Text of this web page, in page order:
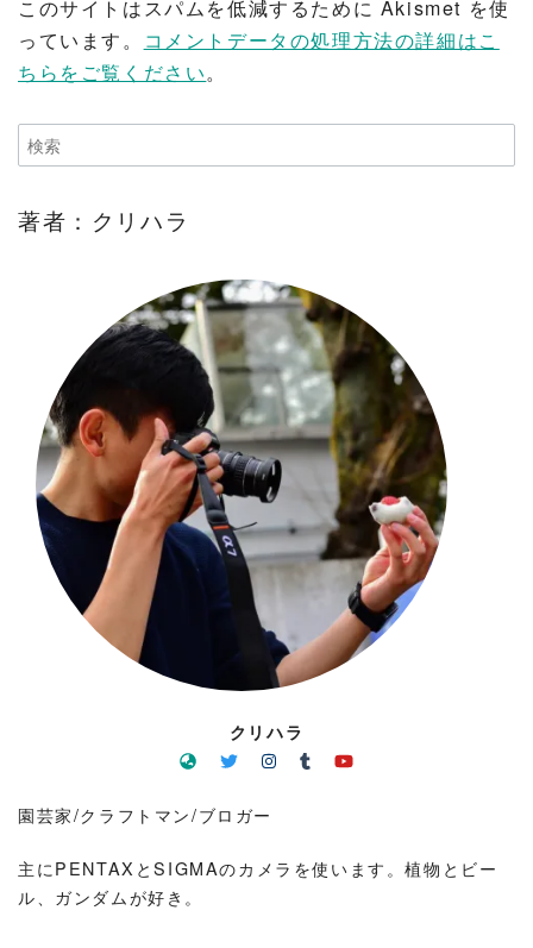
このサイトはスパムを低減するために Akismet を使
っています。
コメントデータの処理方法の詳細はこ
ちらをご覧ください。
著者：クリハラ
クリハラ
園芸家/クラフトマン/ブロガー
主にPENTAXとSIGMAのカメラを使います。植物とビー
ル、ガンダムが好き。